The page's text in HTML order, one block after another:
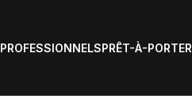
PROFESSIONNELSPRÊT-À-PORTER